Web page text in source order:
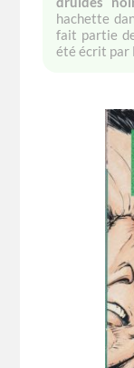
hachette
fait partie
été écrit par